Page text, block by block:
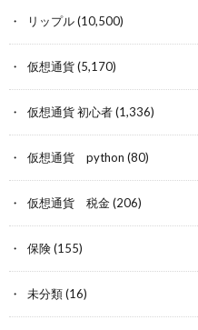
リップル(10,500)
仮想通貨(5,170)
仮想通貨 初心者(1,336)
仮想通貨 python (80)
仮想通貨 税金(206)
保険(155)
未分類(16)